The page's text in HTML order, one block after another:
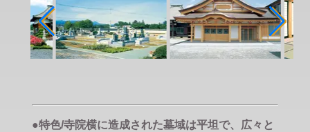
●特色/寺院横に造成された墓域は平坦で、広々と